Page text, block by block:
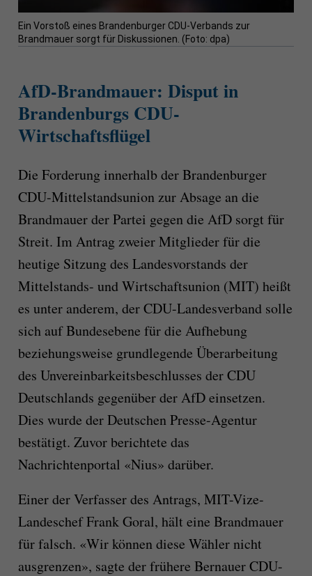
Ein Vorstoß eines Brandenburger CDU-Verbands zur
Brandmauer sorgt für Diskussionen. (Foto: dpa)
AfD-Brandmauer: Disput in
Brandenburgs CDU-
Wirtschaftsflügel
Die Forderung innerhalb der Brandenburger
CDU-Mittelstandsunion zur Absage an die
Brandmauer der Partei gegen die AfD sorgt für
Streit. Im Antrag zweier Mitglieder für die
heutige Sitzung des Landesvorstands der
Mittelstands- und Wirtschaftsunion (MIT) heißt
es unter anderem, der CDU-Landesverband solle
sich auf Bundesebene für die Aufhebung
beziehungsweise grundlegende Überarbeitung
des Unvereinbarkeitsbeschlusses der CDU
Deutschlands gegenüber der AfD einsetzen.
Dies wurde der Deutschen Presse-Agentur
bestätigt. Zuvor berichtete das
Nachrichtenportal «Nius» darüber.
Einer der Verfasser des Antrags, MIT-Vize-
Landeschef Frank Goral, hält eine Brandmauer
für falsch. «Wir können diese Wähler nicht
ausgrenzen», sagte der frühere Bernauer CDU-